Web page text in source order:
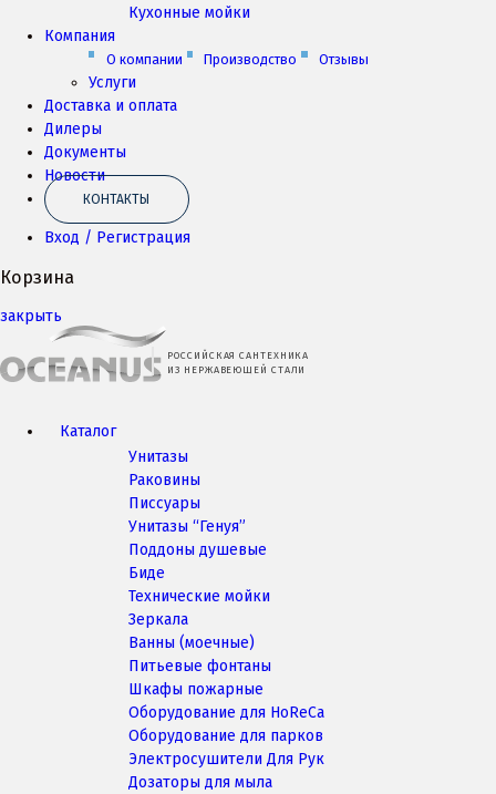
Кухонные мойки
Компания
О компании Производство Отзывы
Услуги
Доставка и оплата
Дилеры
Документы
Новости
КОНТАКТЫ
Вход / Регистрация
Корзина
закрыть
РОССИЙСКАЯ САНТЕХНИКА
ИЗ НЕРЖАВЕЮЩЕЙ СТАЛИ
Каталог
Унитазы
Раковины
Писсуары
Унитазы “Генуя”
Поддоны душевые
Биде
Технические мойки
Зеркала
Ванны (моечные)
Питьевые фонтаны
Шкафы пожарные
Оборудование для HoReCa
Оборудование для парков
Электросушители Для Рук
Дозаторы для мыла